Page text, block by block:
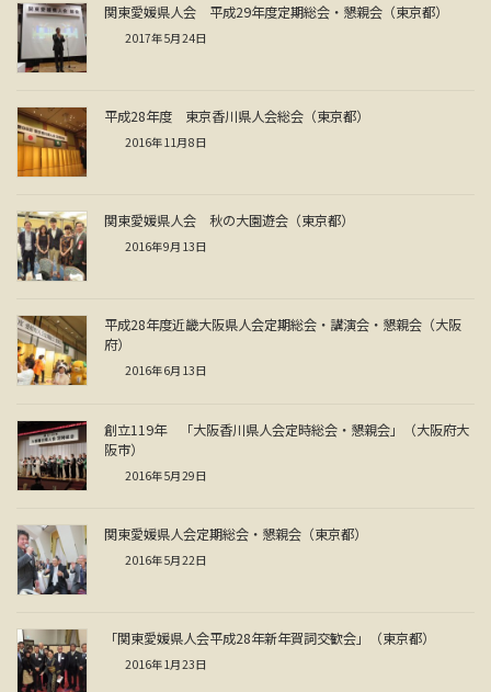
関東愛媛県人会 平成29年度定期総会・懇親会（東京都）
2017年5月24日
平成28年度 東京香川県人会総会（東京都）
2016年11月8日
関東愛媛県人会 秋の大園遊会（東京都）
2016年9月13日
平成28年度近畿大阪県人会定期総会・講演会・懇親会（大阪
府）
2016年6月13日
創立119年 「大阪香川県人会定時総会・懇親会」（大阪府大
阪市）
2016年5月29日
関東愛媛県人会定期総会・懇親会（東京都）
2016年5月22日
「関東愛媛県人会平成28年新年賀詞交歓会」（東京都）
2016年1月23日